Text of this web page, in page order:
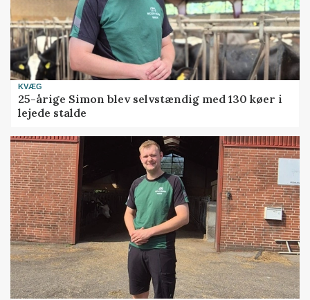
KVÆG
25-årige Simon blev selvstændig med 130 køer i
lejede stalde